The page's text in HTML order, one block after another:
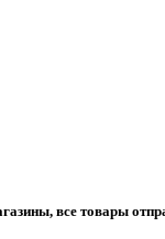
все товары